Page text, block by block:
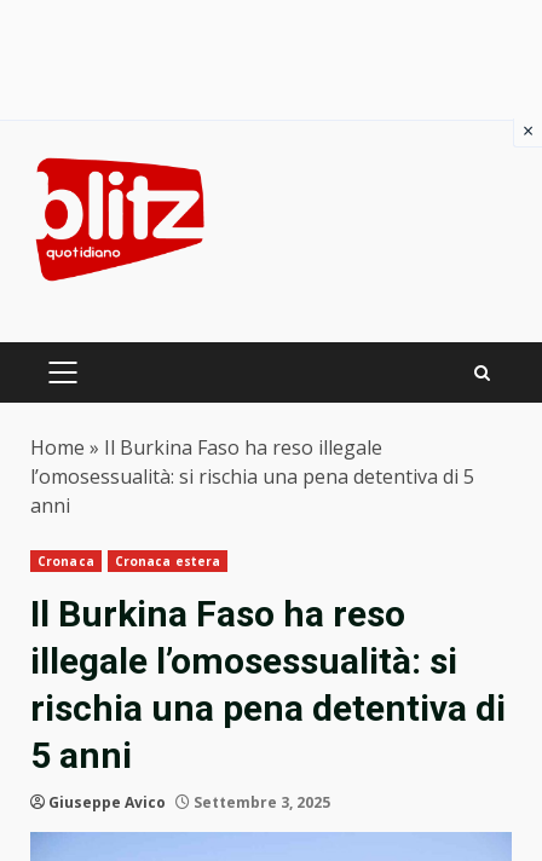
content
PRIMARY
Home » Il Burkina Faso ha reso illegale
l’omosessualità: si rischia una pena detentiva di 5
anni
Cronaca Cronaca estera
Il Burkina Faso ha reso
illegale l’omosessualità: si
rischia una pena detentiva di
5 anni
Giuseppe Avico Settembre 3, 2025
×